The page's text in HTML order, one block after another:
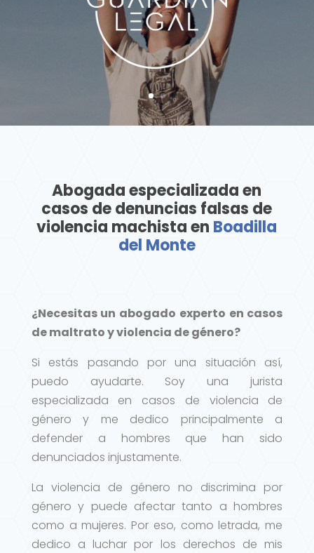
Abogada especializada en
casos de denuncias falsas de
violencia machista en Boadilla
del Monte
¿Necesitas un abogado experto en casos
de maltrato y violencia de género?
Si estás pasando por una situación así,
puedo ayudarte. Soy una jurista
especializada en casos de violencia de
género y me dedico principalmente a
defender a hombres que han sido
denunciados injustamente.
La violencia de género no discrimina por
género y puede afectar tanto a hombres
como a mujeres. Por eso, como letrada, me
dedico a luchar por los derechos de mis